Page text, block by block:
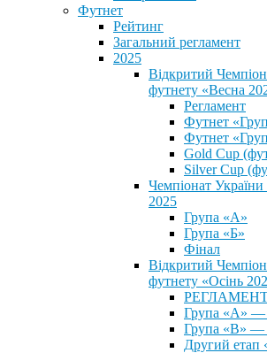
Футнет
Рейтинг
Загальний регламент
2025
Відкритий
футнету «Весна
Регламент
Футнет
Футнет
Gold Cup
Silver Cup
Чемпіонат
2025
Група «А»
Група «Б»
Фінал
Відкритий
футнету «Осінь
Група «А» —
Група «В» —
Другий етап